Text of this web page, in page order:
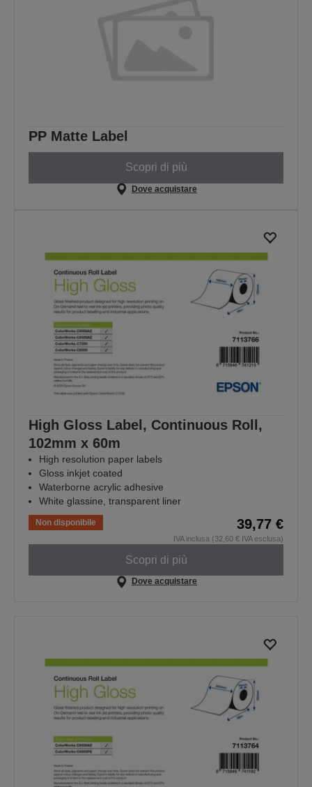
PP Matte Label
Scopri di più
Dove acquistare
High Gloss Label, Continuous Roll,
102mm x 60m
High resolution paper labels
Gloss inkjet coated
Waterborne acrylic adhesive
White glassine, transparent liner
Non disponibile 39,77 €
IVA inclusa (32,60 € IVA esclusa)
Scopri di più
Dove acquistare